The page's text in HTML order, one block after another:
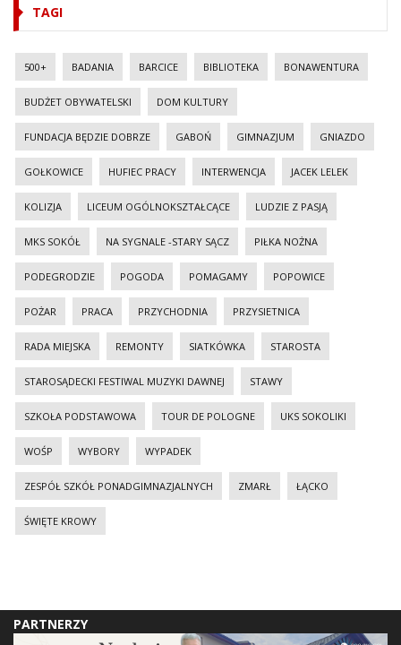
TAGI
500+ BADANIA BARCICE BIBLIOTEKA BONAWENTURA
BUDŻET OBYWATELSKI DOM KULTURY
FUNDACJA BĘDZIE DOBRZE GABOŃ GIMNAZJUM GNIAZDO
GOŁKOWICE HUFIEC PRACY INTERWENCJA JACEK LELEK
KOLIZJA LICEUM OGÓLNOKSZTAŁCĄCE LUDZIE Z PASJĄ
MKS SOKÓŁ NA SYGNALE -STARY SĄCZ PIŁKA NOŻNA
PODEGRODZIE POGODA POMAGAMY POPOWICE
POŻAR PRACA PRZYCHODNIA PRZYSIETNICA
RADA MIEJSKA REMONTY SIATKÓWKA STAROSTA
STAROSĄDECKI FESTIWAL MUZYKI DAWNEJ STAWY
SZKOŁA PODSTAWOWA TOUR DE POLOGNE UKS SOKOLIKI
WOŚP WYBORY WYPADEK
ZESPÓŁ SZKÓŁ PONADGIMNAZJALNYCH ZMARŁ ŁĄCKO
ŚWIĘTE KROWY
PARTNERZY